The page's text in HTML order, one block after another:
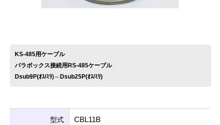
KS-485用ケーブル
パラボックス接続用RS-485ケーブル
Dsub9P(ｵｽ/ﾐﾘ)⇔Dsub25P(ｵｽ/ﾐﾘ)
型式 CBL11B